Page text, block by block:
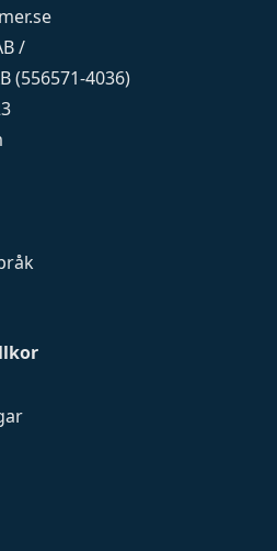
/
(556571-4036)